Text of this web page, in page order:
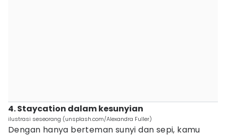
4. Staycation dalam kesunyian
ilustrasi seseorang (unsplash.com/Alexandra Fuller)
Dengan hanya berteman sunyi dan sepi, kamu